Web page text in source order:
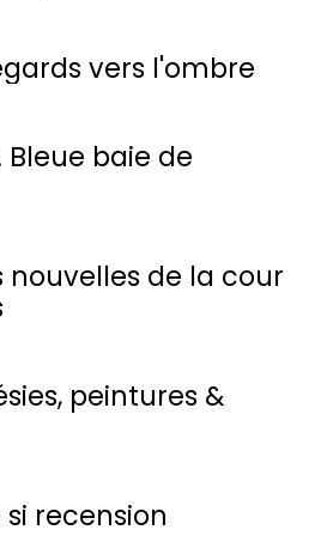
vers l'ombre
Bleue baie de
nouvelles de la cour
peintures &
recension